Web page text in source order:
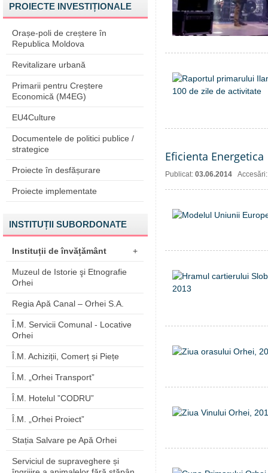
PROIECTE INVESTIȚIONALE
Orașe-poli de creștere în
Republica Moldova
Revitalizare urbană
Primarii pentru Creștere
Economică (M4EG)
EU4Culture
Documentele de politici publice /
strategice
Proiecte în desfășurare
Proiecte implementate
INSTITUȚII SUBORDONATE
Instituții de învățământ +
Muzeul de Istorie şi Etnografie
Orhei
Regia Apă Canal – Orhei S.A.
Î.M. Servicii Comunal - Locative
Orhei
Î.M. Achiziții, Comerț și Piețe
Î.M. „Orhei Transport”
Î.M. Hotelul ”CODRU”
Î.M. „Orhei Proiect”
Stația Salvare pe Apă Orhei
Serviciul de supraveghere și
Eficienta Energetica
Publicat: 03.06.2014